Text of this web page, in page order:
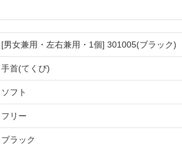
[男女兼用・左右兼用・1個] 301005(ブラック)
手首(てくび)
ソフト
フリー
ブラック